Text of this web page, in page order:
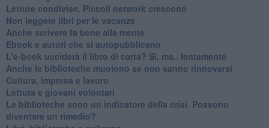
​Letture condivise. Piccoli network crescono
​Non leggete libri per le vacanze
​Anche scrivere fa bene alla mente
​Ebook e autori che si autopubblicano
​L'e-book ucciderà il libro di carta? Sì, ma.. lentamente
​Anche le biblioteche muoiono se non sanno rinnovarsi
​Cultura, impresa e lavoro
​Lettura e giovani volontari
​Le biblioteche sono un indicatore della crisi. Possono
diventare un rimedio?